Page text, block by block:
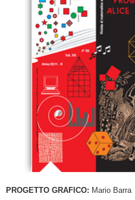
PROGETTO GRAFICO: Mario Barra